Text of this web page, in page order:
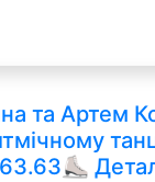
та Артем
63.63⛸